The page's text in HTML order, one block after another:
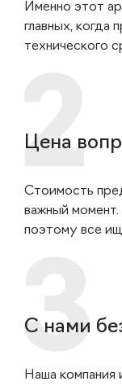
Именно этот
главных, когда
технического
Цена
Стоимость
важный момент.
поэтому все
С нами
Наша компания